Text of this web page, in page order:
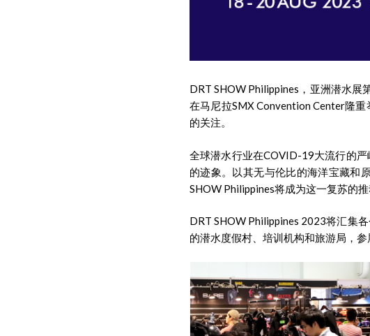
DRT SHOW Philippines，亚洲潜水
在马尼拉SMX Convention Center隆
的关注。
全球潜水行业在COVID-19大流行的
的迹象。以其无与伦比的海洋宝藏和
SHOW Philippines将成为这一复苏的
DRT SHOW Philippines 2023将汇集
的潜水度假村、培训机构和旅游局，